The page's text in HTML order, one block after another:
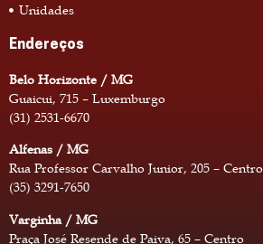
Unidades
Endereços
Belo Horizonte / MG
Guaicui, 715 – Luxemburgo
(31) 2531-6670
Alfenas / MG
Rua Professor Carvalho Junior, 205 – Centro
(35) 3291-7650
Varginha / MG
Praça José Resende de Paiva, 65 – Centro